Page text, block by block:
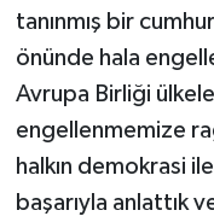
tanınmış bir
önünde hala
Avrupa Birliği
engellenmemize
halkın demokrasi
başarıyla anlattık